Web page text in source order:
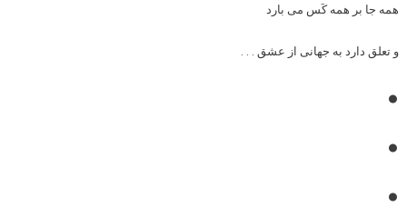
همه جا بر همه کَس می بارد
و تعلق دارد به جهانی از عشق . . .
•
•
•